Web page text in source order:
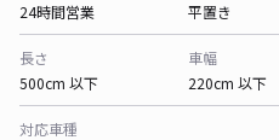
24時間営業
平置き
長さ
500cm 以下
車幅
220cm 以下
対応車種